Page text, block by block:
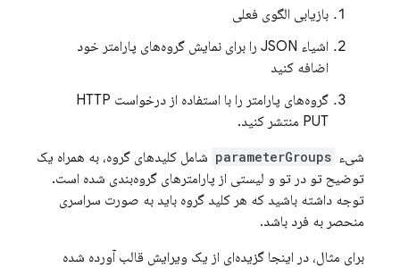
بازیابی الگوی فعلی
اشیاء JSON را برای نمایش گروه‌های پارامتر خود
اضافه کنید
گروه‌های پارامتر را با استفاده از درخواست HTTP
PUT منتشر کنید.
شیء parameterGroups شامل کلیدهای گروه، به همراه یک
توضیح تو در تو و لیستی از پارامترهای گروه‌بندی شده است.
توجه داشته باشید که هر کلید گروه باید به صورت سراسری
منحصر به فرد باشد.
برای مثال، در اینجا گزیده‌ای از یک ویرایش قالب آورده شده